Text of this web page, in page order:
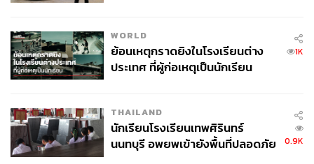
WORLD
ย้อนเหตุกราดยิงในโรงเรียนต่าง
ประเทศ ที่ผู้ก่อเหตุเป็นนักเรียน
1K
THAILAND
นักเรียนโรงเรียนเทพศิรินทร์
นนทบุรี อพยพเข้ายังพื้นที่ปลอดภัย
0.9K